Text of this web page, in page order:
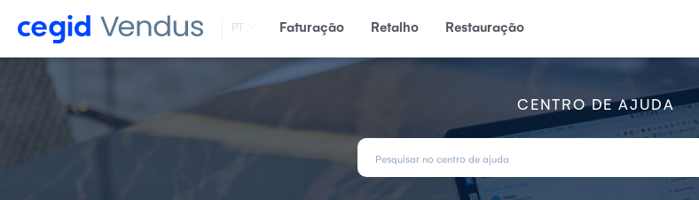
PT Faturação Retalho Restauração
CENTRO DE AJUDA